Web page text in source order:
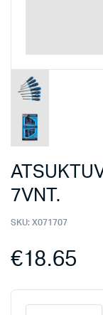
7VNT.
SKU: X071707
€18.65